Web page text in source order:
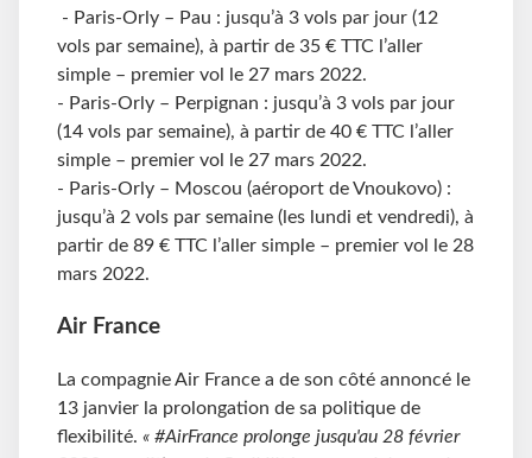
- Paris-Orly – Pau : jusqu’à 3 vols par jour (12
vols par semaine), à partir de 35 € TTC l’aller
simple – premier vol le 27 mars 2022.
- Paris-Orly – Perpignan : jusqu’à 3 vols par jour
(14 vols par semaine), à partir de 40 € TTC l’aller
simple – premier vol le 27 mars 2022.
- Paris-Orly – Moscou (aéroport de Vnoukovo) :
jusqu’à 2 vols par semaine (les lundi et vendredi), à
partir de 89 € TTC l’aller simple – premier vol le 28
mars 2022.
Air France
La compagnie Air France a de son côté annoncé le
13 janvier la prolongation de sa politique de
flexibilité. « #AirFrance prolonge jusqu'au 28 février